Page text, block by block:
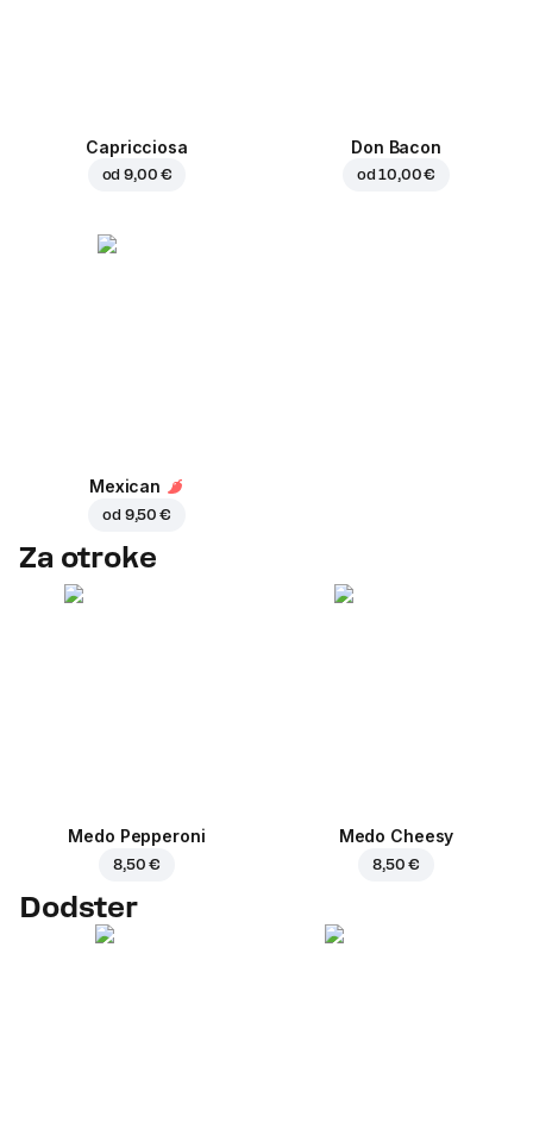
Capricciosa
od9,00 €
Don Bacon
od10,00 €
Mexican
od 9,50 €
Za otroke
Medo Pepperoni
8,50 €
Medo Cheesy
8,50 €
Dodster